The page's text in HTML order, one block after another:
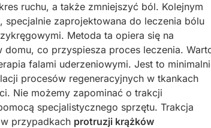
ruchu, a także zmniejszyć ból. Kolejnym
zaprojektowana do leczenia bólu
Metoda ta opiera się na
co przyspiesza proces leczenia.
falami uderzeniowymi. Jest to
procesów regeneracyjnych w tkankach
Nie możemy zapominać o trakcji
specjalistycznego sprzętu. Trakcja
przypadkach protruzji krążków